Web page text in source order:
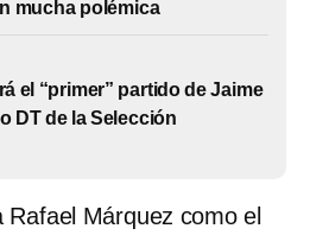
mucha polémica
el “primer” partido de Jaime
DT de la Selección
Rafael Márquez como el